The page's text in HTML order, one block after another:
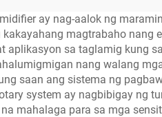
ay nag-aalok ng
magtrabaho
aplikasyon sa taglamig kung
nang walang
saan ang sistema ng
system ay nagbibigay ng
mahalaga para sa mga